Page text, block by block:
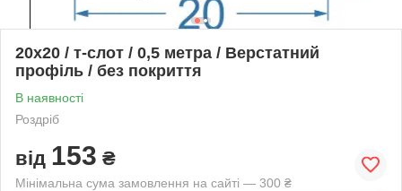
20х20 / т-слот / 0,5 метра / Верстатний
профіль / без покриття
В наявності
Роздріб
від 153 ₴
Мінімальна сума замовлення на сайті — 300 ₴